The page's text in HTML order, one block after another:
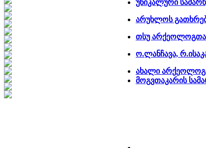
უნიკალური
არუხლოს
თსუ არქეოლოგთა
ო.ლანჩავა,
ახალი
მოგვთაკარის